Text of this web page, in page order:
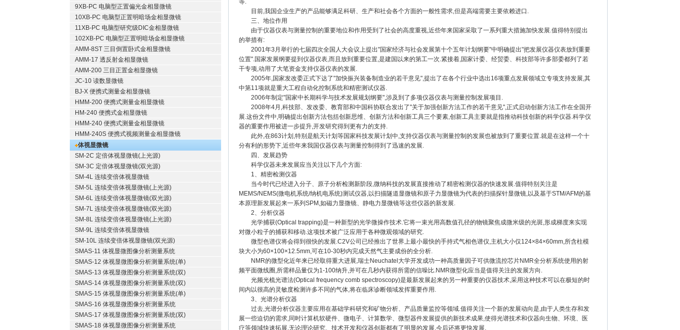
9XB-PC 电脑型正置偏光金相显微镜
10XB-PC 电脑型正置明暗场金相显微镜
11XB-PC 电脑型研究级DIC金相显微镜
102XB-PC 电脑型正置明暗场金相显微镜
AMM-8ST 三目倒置卧式金相显微镜
AMM-17 透反射金相显微镜
AMM-200 三目正置金相显微镜
JC-10 读数显微镜
BJ-X 便携式测量金相显微镜
HMM-200 便携式测量金相显微镜
HM-240 便携式金相显微镜
HMM-240 便携式测量金相显微镜
HMM-240S 便携式视频测量金相显微镜
体视显微镜
SM-2C 定倍体视显微镜(上光源)
SM-3C 定倍体视显微镜(双光源)
SM-4L 连续变倍体视显微镜
SM-5L 连续变倍体视显微镜(上光源)
SM-6L 连续变倍体视显微镜(双光源)
SM-7L 连续变倍体视显微镜(双光源)
SM-8L 连续变倍体视显微镜(上光源)
SM-9L 连续变倍体视显微镜
SM-10L 连续变倍体视显微镜(双光源)
SMAS-11 体视显微图像分析测量系统
SMAS-12 体视显微图像分析测量系统(单)
SMAS-13 体视显微图像分析测量系统(双)
SMAS-14 体视显微图像分析测量系统(双)
SMAS-15 体视显微图像分析测量系统(单)
SMAS-16 体视显微图像分析测量系统
SMAS-17 体视显微图像分析测量系统(双)
SMAS-18 体视显微图像分析测量系统
等.
目前,我国企业生产的产品能够满足科研、生产和社会各个方面的一般性需求,但是高端需要主要依赖进口.
三、地位作用
由于仪器仪表与测量控制的重要地位和作用受到了社会的高度重视,近些年来国家采取了一系列重大措施加快发展.值得特别提出
的举措有:
2001年3月举行的七届四次全国人大会议上提出"国家经济与社会发展第十个五年计划纲要"中明确提出"把发展仪器仪表放到重要
位置".国家发展纲要提到仪器仪表,而且放到重要位置,是建国以来的第工一次.紧接着,国家计委、经贸委、科技部等许多部委都列了若
干专项,动用了大笔资金支持仪器仪表的发展.
2005年,国家发改委正式下达了"加快振兴装备制造业的若干意见",提出了在各个行业中选出16项重点发展领域立专项支持发展,其
中第11项就是重大工程自动化控制系统和精密测试仪器.
2006年制定"国家中长期科学与技术发展规划纲要",涉及到了多项仪器仪表与测量控制发展项目.
2008年4月,科技部、发改委、教育部和中国科协联合发出了"关于加强创新方法工作的若干意见",正式启动创新方法工作在全国开
展.这份文件中,明确提出创新方法包括创新思维、创新方法和创新工具三个要素,创新工具主要就是指推动科技创新的科学仪器.科学仪
器的重要作用被进一步提升,开发研究得到更有力的支持.
此外,在863计划,特别是航天计划等国家科技发展计划中,支持仪器仪表与测量控制的发展也被放到了重要位置.就是在这样一个十
分有利的形势下,近些年来我国仪器仪表与测量控制得到了迅速的发展.
四、发展趋势
科学仪器未来发展应当关注以下几个方面:
1、精密检测仪器
当今时代已经进入分子、原子分析检测新阶段,微纳科技的发展直接推动了精密检测仪器的快速发展.值得特别关注是
MEMS/NEMS(微电机系统/纳机电系统)测试仪器,以扫描隧道显微镜和原子力显微镜为代表的扫描探针显微镜,以及基于STM/AFM的基
本原理新发展起来一系列SPM,如磁力显微镜、静电力显微镜等这些仪器的新发展.
2、分析仪器
光学捕获(Optical trapping)是一种新型的光学微操作技术.它将一束光用高数值孔径的物镜聚焦成微米级的光斑,形成梯度来实现
对微小粒子的捕获和移动.这项技术被广泛应用于各种微观领域的研究.
微型色谱仪将会得到很快的发展.C2V公司已经推出了世界上最小最快的手持式气相色谱仪,主机大小仅124×84×60mm,所含柱模
块大小为60×100×12.5mm,可在10-30秒内完成天然气主要成份的全分析.
NMR的微型化近年来已经取得重大进展,瑞士Neuchatel大学开发成功一种高质量因子可供微流控芯片NMR全分析系统使用的射
频平面微线圈,所需样品量仅为1-100纳升,并可在几秒内获得所需的信噪比.NMR微型化应当是值得关注的发展方向.
光频光梳光谱法(Optical frequency comb spectroscopy)是最新发展起来的另一种重要的仪器技术,采用这种技术可以在极短的时
间内以很高的灵敏度检测许多不同的气体,将在临床诊断领域发挥重要作用.
3、光谱分析仪器
过去,光谱分析仪器主要应用在基础学科研究和矿物分析、产品质量监控等领域.值得关注一个新的发展动向是,由于人类生存和发
展一些迫切的需求,同时计算机软硬件、微电子、计算数学、微型器件发展提供的新技术成果,使得光谱技术和仪器向生物、环境、医
疗等领域快速拓展,无论理论研究、技术开发和仪器创新都有了明显的发展,今后还将更快发展.